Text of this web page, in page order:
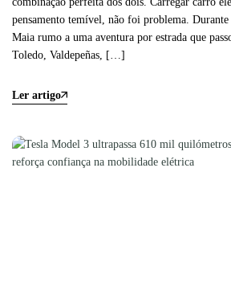
pensamento temível, não foi problema. Durante
Maia rumo a uma aventura por estrada que
Toledo, Valdepeñas, […]
Ler artigo